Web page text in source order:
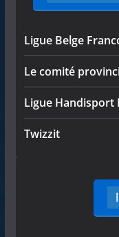
Ligue Belge
Le comité
Ligue Handisport
Twizzit